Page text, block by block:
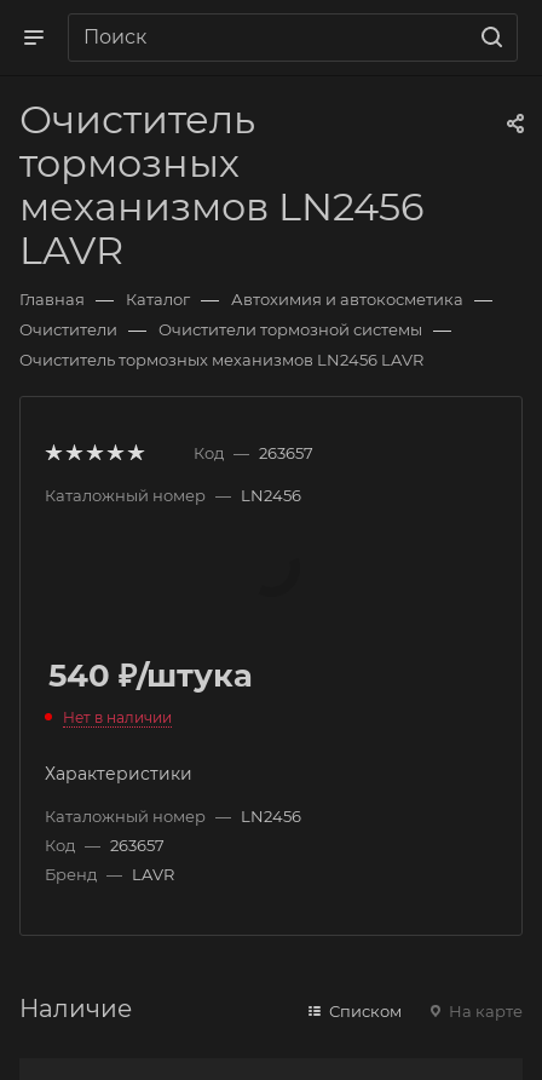
Очиститель
тормозных
механизмов LN2456
LAVR
Главная — Каталог — Автохимия и автокосметика —
Очистители — Очистители тормозной системы —
Очиститель тормозных механизмов LN2456 LAVR
Код — 263657
Каталожный номер — LN2456
540 ₽/штука
Нет в наличии
Характеристики
Каталожный номер — LN2456
Код — 263657
Бренд — LAVR
Наличие Списком На карте